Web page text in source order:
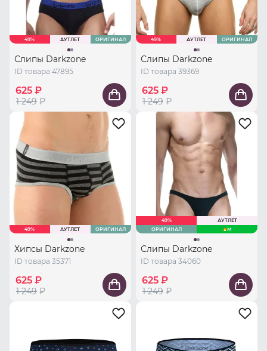
49% АУТЛЕТ ОРИГИНАЛ
Слипы Darkzone
ID товара 47895
625 ₽
1 249 ₽
49% АУТЛЕТ ОРИГИНАЛ
Слипы Darkzone
ID товара 39369
625 ₽
1 249 ₽
49% АУТЛЕТ ОРИГИНАЛ
Хипсы Darkzone
ID товара 35371
625 ₽
1 249 ₽
49%
АУТЛЕТ
ОРИГИНАЛ
M
Слипы Darkzone
ID товара 34060
625 ₽
1 249 ₽